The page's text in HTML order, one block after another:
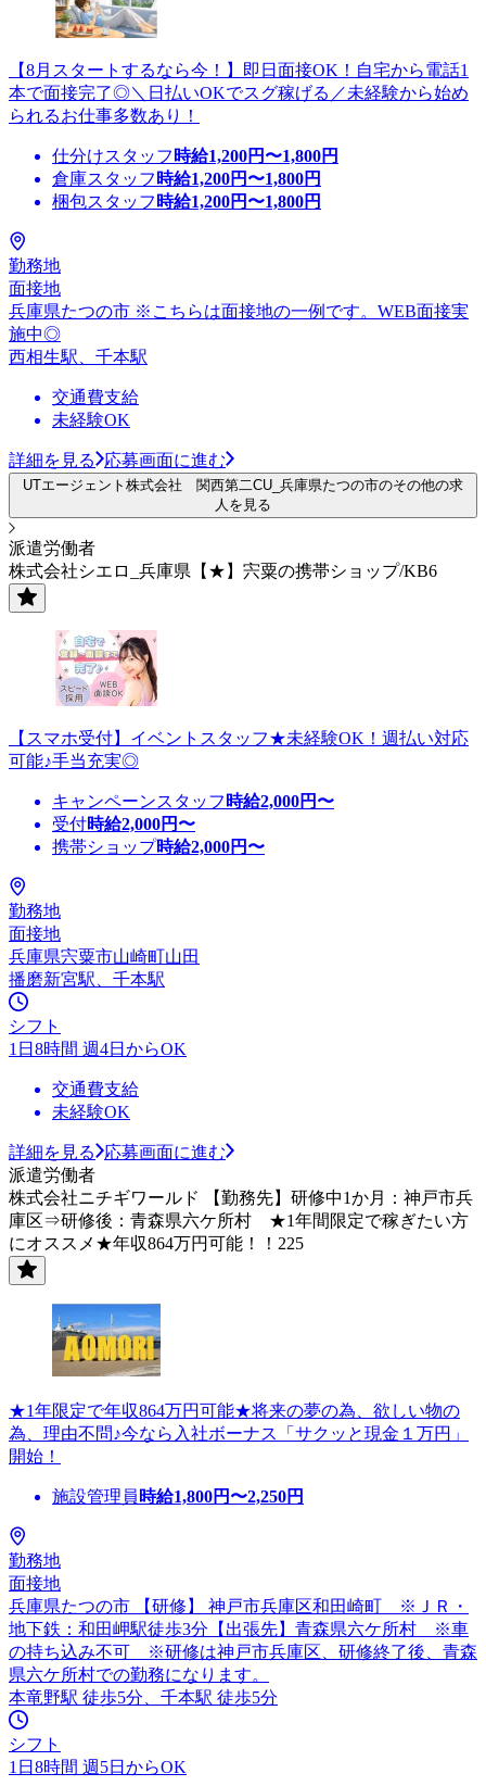
【8月スタートするなら今！】即日面接OK！自宅から電話1
本で面接完了◎＼日払いOKでスグ稼げる／未経験から始め
られるお仕事多数あり！
仕分けスタッフ 時給1,200円〜1,800円
倉庫スタッフ 時給1,200円〜1,800円
梱包スタッフ 時給1,200円〜1,800円
勤務地
面接地
兵庫県たつの市 ※こちらは面接地の一例です。WEB面接実
施中◎
西相生駅、千本駅
交通費支給
未経験OK
詳細を見る 応募画面に進む
UTエージェント株式会社 関西第二CU_兵庫県たつの市のその他の求
人を見る
派遣労働者
株式会社シエロ_兵庫県【★】宍粟の携帯ショップ/KB6
【スマホ受付】イベントスタッフ★未経験OK！週払い対応
可能♪手当充実◎
キャンペーンスタッフ 時給2,000円〜
受付時給2,000円〜
携帯ショップ時給2,000円〜
勤務地
面接地
兵庫県宍粟市山崎町山田
播磨新宮駅、千本駅
シフト
1日8時間 週4日からOK
交通費支給
未経験OK
詳細を見る
応募画面に進む
派遣労働者
株式会社ニチギワールド 【勤務先】研修中1か月：神戸市兵
庫区⇒研修後：青森県六ケ所村 ★1年間限定で稼ぎたい方
にオススメ★年収864万円可能！！225
★1年限定で年収864万円可能★将来の夢の為、欲しい物の
為、理由不問♪今なら入社ボーナス「サクッと現金１万円」
開始！
施設管理員 時給1,800円〜2,250円
勤務地
面接地
兵庫県たつの市 【研修】 神戸市兵庫区和田崎町 ※ＪＲ・
地下鉄：和田岬駅徒歩3分【出張先】青森県六ケ所村 ※車
の持ち込み不可 ※研修は神戸市兵庫区、研修終了後、青森
県六ケ所村での勤務になります。
本竜野駅 徒歩5分、千本駅 徒歩5分
シフト
1日8時間 週5日からOK